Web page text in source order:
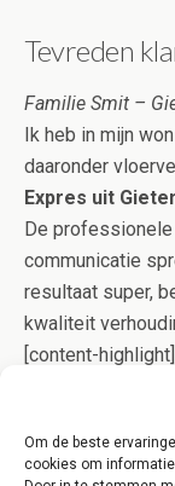
Om de beste
cookies om
Tevreden
Familie Smit –
Ik heb in mijn
daaronder
Expres uit
De professionele
communicatie
resultaat super,
kwaliteit
[content-
Gieten gaan op
Bovendien bent
het